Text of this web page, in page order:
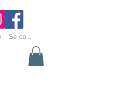
Se connecter